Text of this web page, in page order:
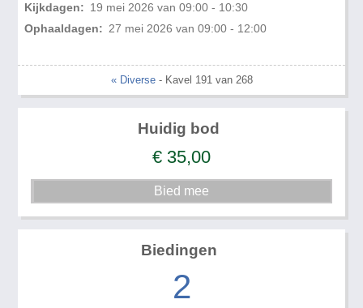
Kijkdagen: 19 mei 2026 van 09:00 - 10:30
Ophaaldagen: 27 mei 2026 van 09:00 - 12:00
« Diverse- Kavel 191 van 268
Huidig bod
€ 35,00
Biedingen
2